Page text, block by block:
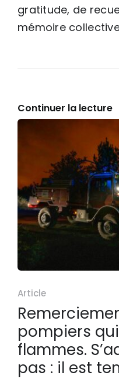
gratitude, de
mémoire
Continuer la lecture
Article
pompiers
flammes.
pas : il est